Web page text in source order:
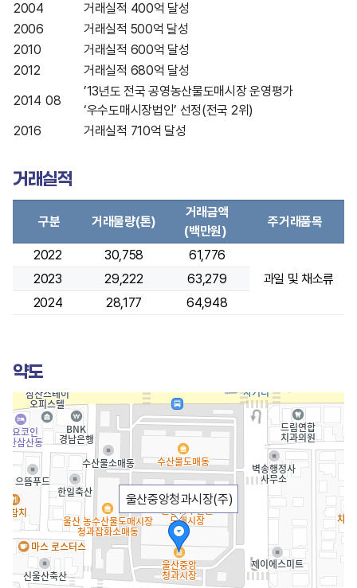
2004
거래실적 400억 달성
2006
거래실적 500억 달성
2010
거래실적 600억 달성
2012
거래실적 680억 달성
2014 08
’13년도 전국 공영농산물도매시장 운영평가
‘우수도매시장법인’ 선정(전국 2위)
2016
거래실적 710억 달성
거래실적
구분 거래물량(톤)
거래금액
(백만원)
주거래품목
2022 30,758
61,776
과일 및 채소류
2023 29,222
63,279
2024
28,177 64,948
약도
울산중앙청과시장(주)